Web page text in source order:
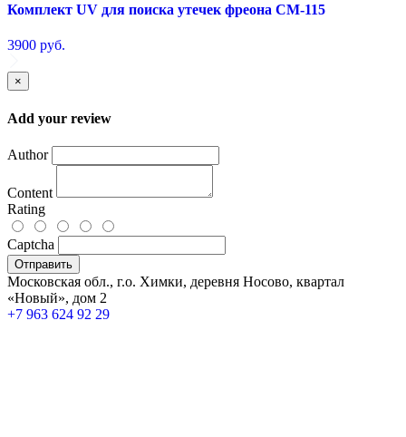
Комплект UV для поиска утечек фреона СМ-115
3900 руб.
×
Add your review
Author
Content
Rating
Captcha
Отправить
Московская обл., г.о. Химки, деревня Носово, квартал
«Новый», дом 2
+7 963 624 92 29